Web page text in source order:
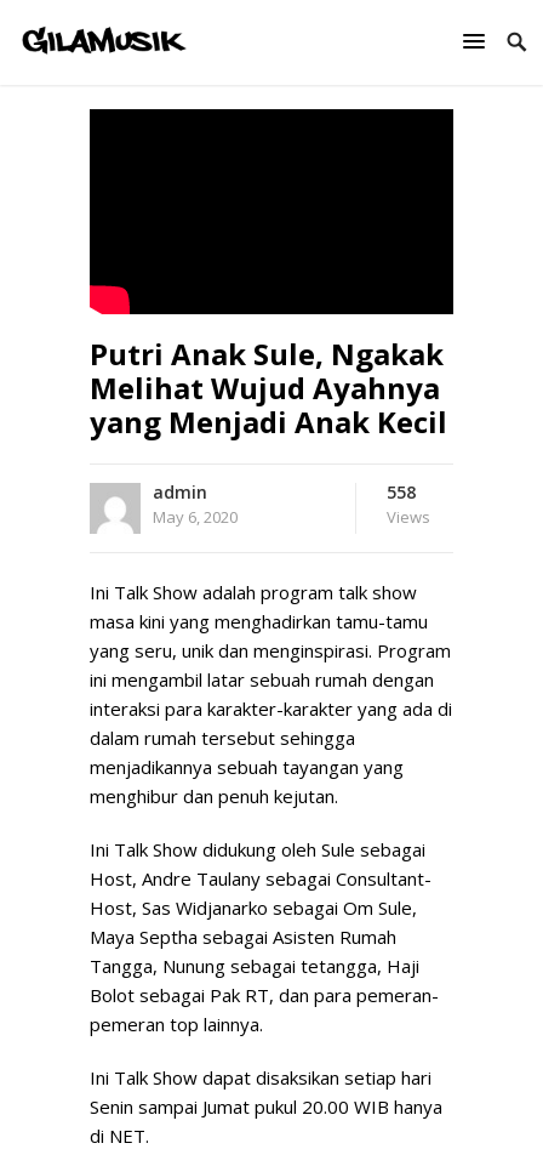
Putri Anak Sule, Ngakak
Melihat Wujud Ayahnya
yang Menjadi Anak Kecil
admin
May 6, 2020
558
Views
Ini Talk Show adalah program talk show
masa kini yang menghadirkan tamu-tamu
yang seru, unik dan menginspirasi. Program
ini mengambil latar sebuah rumah dengan
interaksi para karakter-karakter yang ada di
dalam rumah tersebut sehingga
menjadikannya sebuah tayangan yang
menghibur dan penuh kejutan.
Ini Talk Show didukung oleh Sule sebagai
Host, Andre Taulany sebagai Consultant-
Host, Sas Widjanarko sebagai Om Sule,
Maya Septha sebagai Asisten Rumah
Tangga, Nunung sebagai tetangga, Haji
Bolot sebagai Pak RT, dan para pemeran-
pemeran top lainnya.
Ini Talk Show dapat disaksikan setiap hari
Senin sampai Jumat pukul 20.00 WIB hanya
di NET.